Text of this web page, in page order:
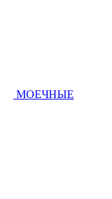
МОЕЧНЫЕ